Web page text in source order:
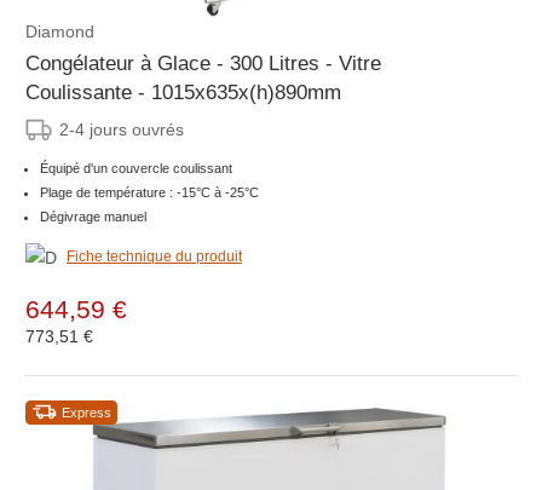
Diamond
Congélateur à Glace - 300 Litres - Vitre
Coulissante - 1015x635x(h)890mm
2-4 jours ouvrés
Équipé d'un couvercle coulissant
Plage de température : -15°C à -25°C
Dégivrage manuel
Fiche technique du produit
644,59 €
773,51 €
Express